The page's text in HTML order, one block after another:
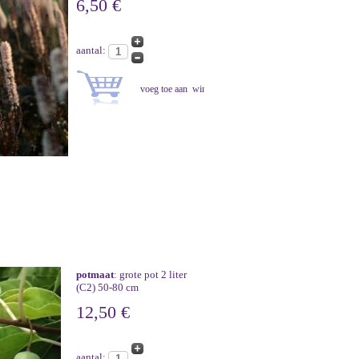
6,50 €
aantal:
potmaat: grote pot 2 liter
(C2) 50-80 cm
12,50 €